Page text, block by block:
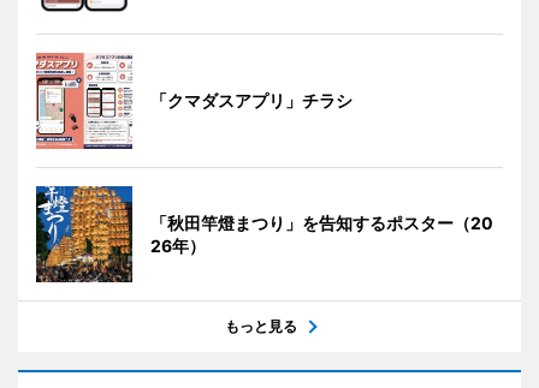
「クマダスアプリ」チラシ
「秋田竿燈まつり」を告知するポスター（20
26年）
もっと見る